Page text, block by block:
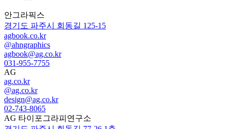
안그라픽스
경기도 파주시 회동길 125-15
agbook.co.kr
@ahngraphics
agbook@ag.co.kr
031-955-7755
AG
ag.co.kr
@ag.co.kr
design@ag.co.kr
02-743-8065
AG 타이포그라피연구소